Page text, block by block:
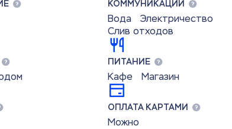
КОММУНИКАЦИИ
Вода
Электричество
Слив отходов
ПИТАНИЕ
Кафе Магазин
ОПЛАТА КАРТАМИ
Можно